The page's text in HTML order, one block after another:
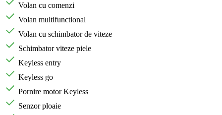
Volan cu comenzi
Volan multifunctional
Volan cu schimbator de viteze
Schimbator viteze piele
Keyless entry
Keyless go
Pornire motor Keyless
Senzor ploaie